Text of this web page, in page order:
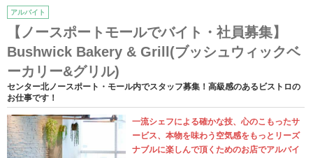
アルバイト
【ノースポートモールでバイト・社員募集】
Bushwick Bakery & Grill(ブッシュウィックベ
ーカリー&グリル)
センター北ノースポート・モール内でスタッフ募集！高級感のあるビストロの
お仕事です！
一流シェフによる確かな技、心のこもったサ
ービス、本物を味わう空気感をもっとリーズ
ナブルに楽しんで頂くためのお店でアルバイ